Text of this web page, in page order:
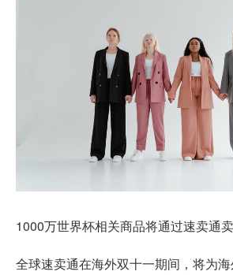
1000万世界杯相关商品将通过速卖通
全球速卖通在海外双十一期间，将为